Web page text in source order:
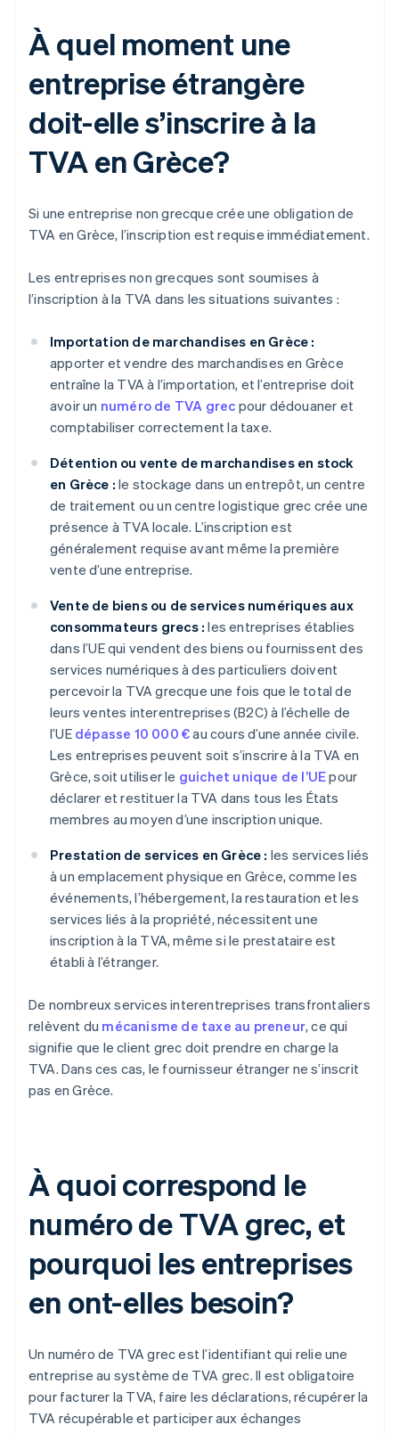
À quel moment une
entreprise étrangère
doit-elle s’inscrire à la
TVA en Grèce?
Si une entreprise non grecque crée une obligation de
TVA en Grèce, l’inscription est requise immédiatement.
Les entreprises non grecques sont soumises à
l’inscription à la TVA dans les situations suivantes :
Importation de marchandises en Grèce :
apporter et vendre des marchandises en Grèce
entraîne la TVA à l’importation, et l’entreprise doit
avoir un numéro de TVA grec pour dédouaner et
comptabiliser correctement la taxe.
Détention ou vente de marchandises en stock
en Grèce : le stockage dans un entrepôt, un centre
de traitement ou un centre logistique grec crée une
présence à TVA locale. L’inscription est
généralement requise avant même la première
vente d’une entreprise.
Vente de biens ou de services numériques aux
consommateurs grecs : les entreprises établies
dans l’UE qui vendent des biens ou fournissent des
services numériques à des particuliers doivent
percevoir la TVA grecque une fois que le total de
leurs ventes interentreprises (B2C) à l’échelle de
l’UE dépasse 10 000 €au cours d’une année civile.
Les entreprises peuvent soit s’inscrire à la TVA en
Grèce, soit utiliser le guichet unique de l’UEpour
déclarer et restituer la TVA dans tous les États
membres au moyen d’une inscription unique.
Prestation de services en Grèce : les services liés
à un emplacement physique en Grèce, comme les
événements, l’hébergement, la restauration et les
services liés à la propriété, nécessitent une
inscription à la TVA, même si le prestataire est
établi à l’étranger.
De nombreux services interentreprises transfrontaliers
relèvent du mécanisme de taxe au preneur, ce qui
signifie que le client grec doit prendre en charge la
TVA. Dans ces cas, le fournisseur étranger ne s’inscrit
pas en Grèce.
À quoi correspond le
numéro de TVA grec, et
pourquoi les entreprises
en ont-elles besoin?
Un numéro de TVA grec est l’identifiant qui relie une
entreprise au système de TVA grec. Il est obligatoire
pour facturer la TVA, faire les déclarations, récupérer la
TVA récupérable et participer aux échanges